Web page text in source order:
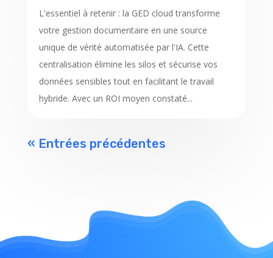
L'essentiel à retenir : la GED cloud transforme
votre gestion documentaire en une source
unique de vérité automatisée par l'IA. Cette
centralisation élimine les silos et sécurise vos
données sensibles tout en facilitant le travail
hybride. Avec un ROI moyen constaté...
« Entrées précédentes